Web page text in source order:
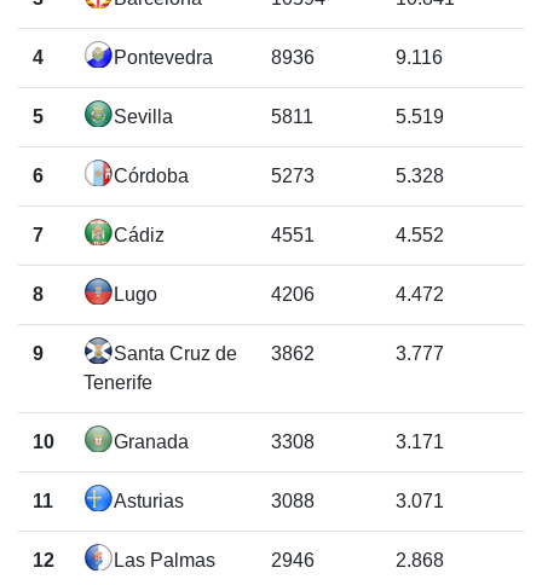
4 Pontevedra 8936 9.116
5 Sevilla 5811 5.519
6 Córdoba 5273 5.328
7 Cádiz 4551 4.552
8 Lugo 4206 4.472
9
Santa Cruz de
Tenerife
3862 3.777
10 Granada 3308 3.171
11 Asturias 3088 3.071
12 Las Palmas 2946 2.868